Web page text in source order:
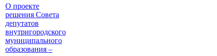
О проекте
решения Совета
депутатов
внутригородского
муниципального
образования –